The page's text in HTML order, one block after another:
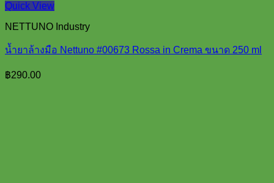
Quick View
NETTUNO Industry
น้ำยาล้างมือ Nettuno #00673 Rossa in Crema ขนาด 250 ml
฿290.00